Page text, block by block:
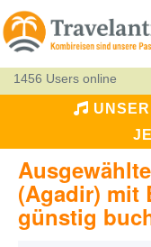
1456 Users online
(Agadir) mit
günstig